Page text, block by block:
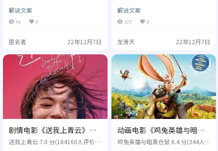
ith an Angel1987,天使在人间 Date
with an Angel 导演: 汤姆麦克洛克林
演员: 艾曼纽贝阿,大卫杜克斯,菲比
特麦克林 类型: 喜剧,爱情,奇幻 制片
园内，正在举行一场豪华派对，以
庆祝吉姆桑德斯（麦克…
解说文案
96 0
匿名者 22年12月7日
朗宗,Rang Zong,Rang Song,Rangj
ong,The Medium,랑종,灵媒 ร่างทรง
导演: 班庄比辛达拿刚 演员: 纳瑞拉
卡普,西拉尼扬基蒂坎,亚沙卡柴松,Ar
家/地区: 泰国,韩国 年份: 202…
解说文案
227 0
龙萧天 22年12月7日
剧情电影《送我上青云》影
视解说文案/片源
送我上青云 7.0 分(184160人评价)
动画电影《鸡兔英雄与暗黑
仓鼠》影视解说文案/片源
鸡兔英雄与暗黑仓鼠 6.4 分(344人